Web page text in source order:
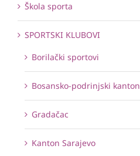
Škola sporta
SPORTSKI KLUBOVI
Borilački sportovi
Bosansko-podrinjski kanton
Gradačac
Kanton Sarajevo